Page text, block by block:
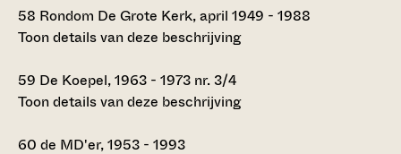
58 Rondom De Grote Kerk, april 1949 - 1988
Toon details van deze beschrijving
59 De Koepel, 1963 - 1973 nr. 3/4
Toon details van deze beschrijving
60 de MD'er, 1953 - 1993